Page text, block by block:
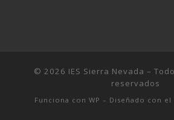
© 2026 IES Sierra Nevada –
reservados
Funciona con WP – Diseñado con el